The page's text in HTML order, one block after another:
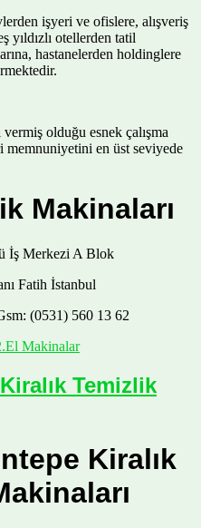
işyeri ve ofislere, alışveriş
yıldızlı otellerden tatil
hastanelerden holdinglere
vermiş olduğu esnek çalışma
memnuniyetini en üst seviyede
Makinaları
İş Merkezi A Blok
Fatih İstanbul
(0531) 560 13 62
Makinalar
Temizlik
Kiralık